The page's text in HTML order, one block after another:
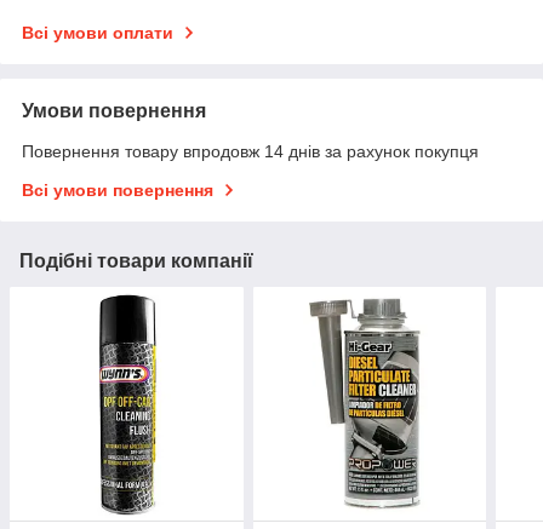
Всі умови оплати
Умови повернення
Повернення товару впродовж 14 днів за рахунок покупця
Всі умови повернення
Подібні товари компанії